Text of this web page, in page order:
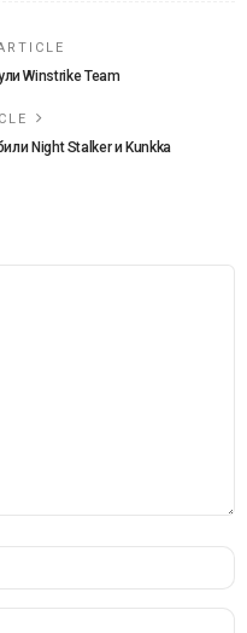
Winstrike Team
Night Stalker и Kunkka